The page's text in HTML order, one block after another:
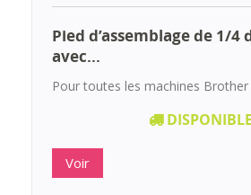
Pied d’assemblage de 1/4
avec...
Pour toutes les machines Brother
DISPONIBLE
Voir